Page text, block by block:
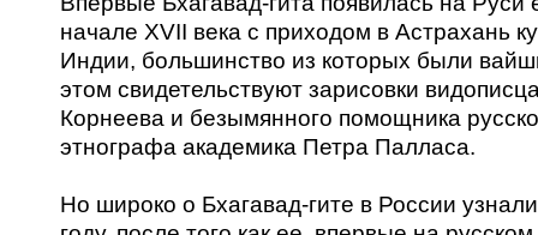
начале XVII века с приходом в Астрахань
Индии, большинство из которых были
этом свидетельствуют зарисовки
Корнеева и безымянного помощника
этнографа академика Петра Палласа.
Но широко о Бхагавад-гите в России